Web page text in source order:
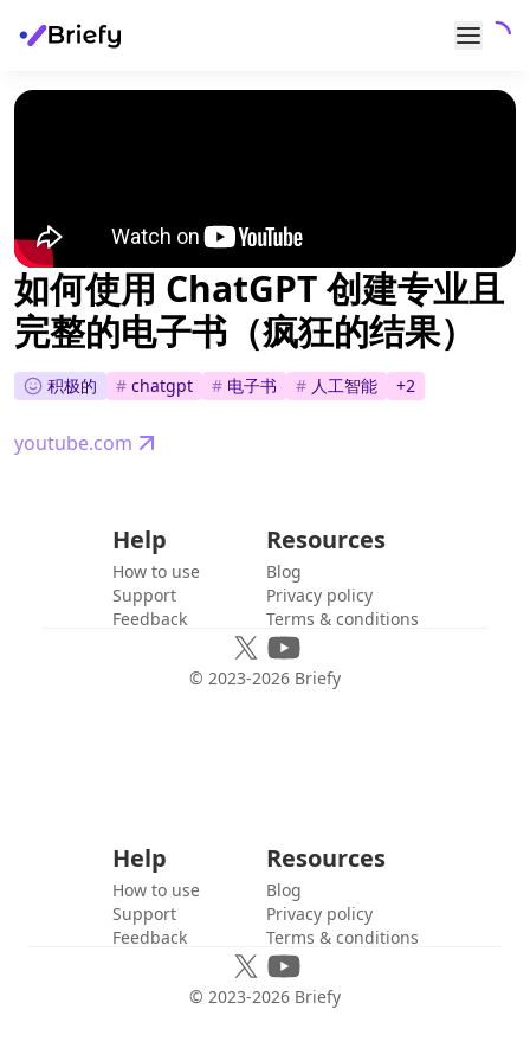
如何使用 ChatGPT 创建专业且
完整的电子书（疯狂的结果）
积极的 # chatgpt # 电子书 # 人工智能 +2
youtube.com
Help
How to use
Support
Feedback
Resources
Blog
Privacy policy
Terms & conditions
© 2023-2026 Briefy
Help
How to use
Support
Feedback
Resources
Blog
Privacy policy
Terms & conditions
© 2023-2026 Briefy